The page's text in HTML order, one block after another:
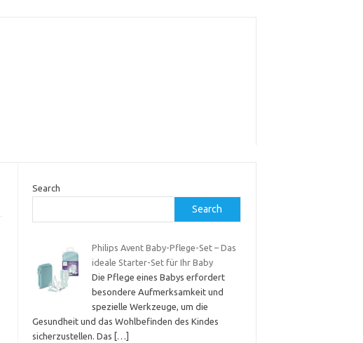
Search
Search
Philips Avent Baby-Pflege-Set – Das
ideale Starter-Set für Ihr Baby
Die Pflege eines Babys erfordert
besondere Aufmerksamkeit und
spezielle Werkzeuge, um die
Gesundheit und das Wohlbefinden des Kindes
sicherzustellen. Das
[…]